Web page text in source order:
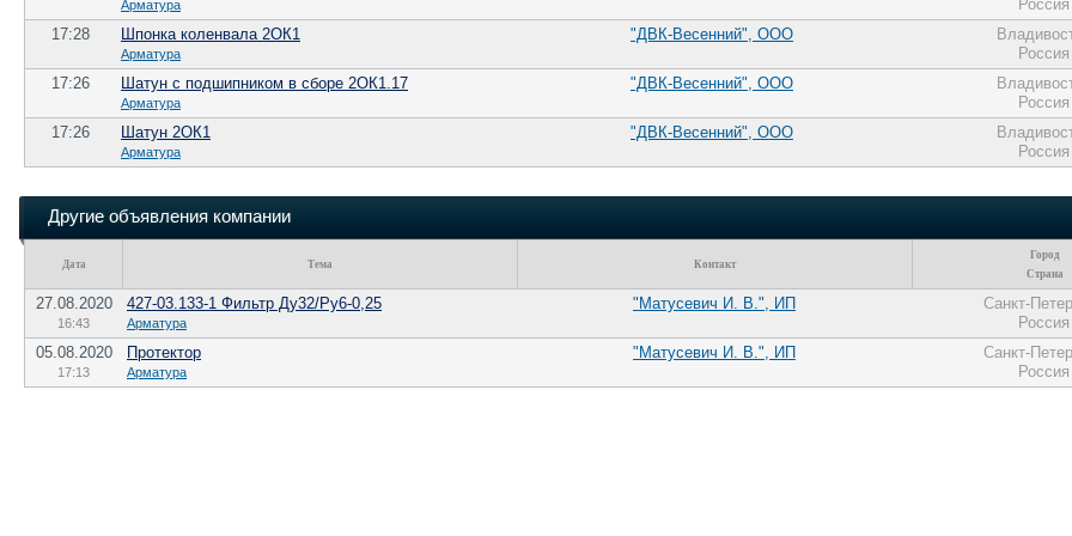
Арматура
Россия
17:28
Шпонка коленвала 2ОК1
Арматура
"ДВК-Весенний", ООО
Россия
17:26
Шатун с подшипником в сборе 2ОК1.17
Арматура
"ДВК-Весенний", ООО
Россия
17:26
Шатун 2ОК1
Арматура
"ДВК-Весенний", ООО
Россия
Другие объявления компании
Дата Тема Контакт
Город
Страна
27.08.2020
16:43
427-03.133-1 Фильтр Ду32/Ру6-0,25
Арматура
"Матусевич И. В.", ИП
Санкт-
Россия
05.08.2020
17:13
Протектор
Арматура
"Матусевич И. В.", ИП
Санкт-
Россия